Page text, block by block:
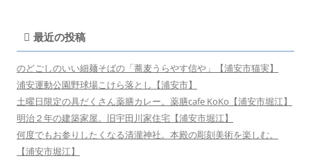
最近の投稿
のどごしのいい細麺そばの「蕎麦うらやす信や」【浦安市猫実】
浦安運動公園野球場こけら落とし【浦安市】
土曜日限定の具だくさん薬膳カレー。薬膳cafe KoKo【浦安市堀江】
明治２年の建築家屋。旧宇田川家住宅【浦安市堀江】
何度でもお参りしたくなる清瀧神社。本殿の彫刻美術を楽しむ。
【浦安市堀江】